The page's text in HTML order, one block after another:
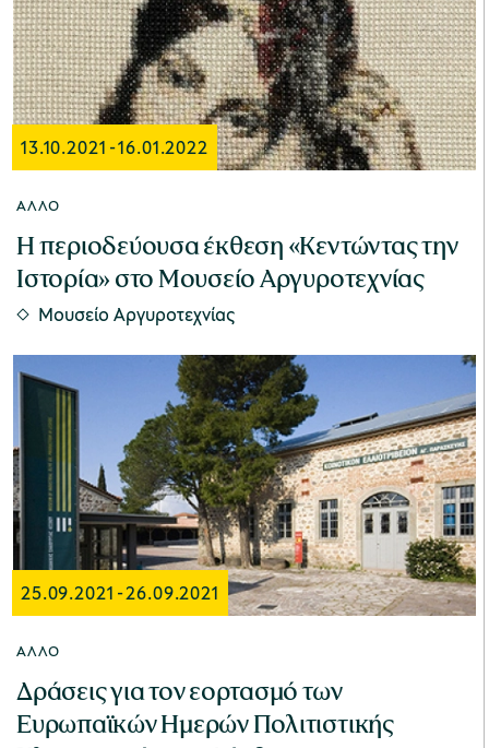
13.10.2021 -16.01.2022
ΆΛΛΟ
Η περιοδεύουσα έκθεση «Κεντώντας την
Ιστορία» στο Μουσείο Αργυροτεχνίας
Μουσείο Αργυροτεχνίας
25.09.2021 -26.09.2021
ΆΛΛΟ
Δράσεις για τον εορτασμό των
Ευρωπαϊκών Ημερών Πολιτιστικής